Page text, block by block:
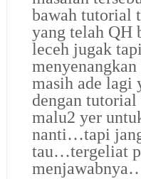
bawah tutorial
yang telah
leceh jugak
masih ade lagi
dengan
malu2 yer
nanti…tapi
tau…tergeliat